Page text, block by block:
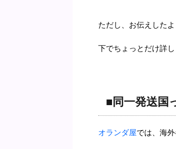
ただし、お伝えした
下でちょっとだけ詳
■ 同一発送国
オランダ屋では、海